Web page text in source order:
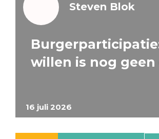
16 juli 2026
Steven Blok
willen is nog geen